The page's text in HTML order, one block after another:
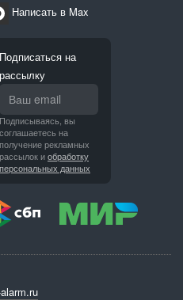
Написать в Max
Подписаться на
рассылку
Подписываясь, вы
соглашаетесь на
получение рекламных
рассылок иобработку
персональных данных